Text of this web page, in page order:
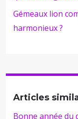
Gémeaux lion
harmonieux ?
Articles
Bonne année du